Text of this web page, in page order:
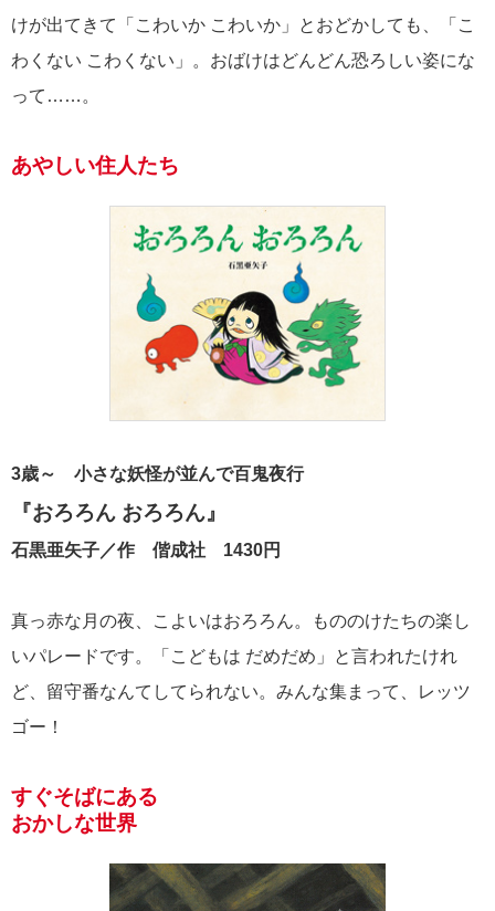
けが出てきて「こわいか こわいか」とおどかしても、「こ
わくない こわくない」。おばけはどんどん恐ろしい姿にな
って……。
あやしい住人たち
3歳～ 小さな妖怪が並んで百鬼夜行
『おろろん おろろん』
石黒亜矢子／作 偕成社 1430円
真っ赤な月の夜、こよいはおろろん。もののけたちの楽し
いパレードです。「こどもは だめだめ」と言われたけれ
ど、留守番なんてしてられない。みんな集まって、レッツ
ゴー！
すぐそばにある
おかしな世界